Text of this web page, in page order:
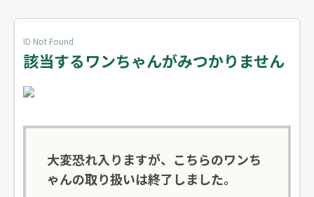
ID Not Found
該当するワンちゃんがみつかりません
大変恐れ入りますが、こちらのワンち
ゃんの取り扱いは終了しました。